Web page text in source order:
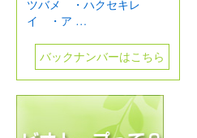
ツバメ ・ハクセキレ
イ ・ア …
バックナンバーはこちら